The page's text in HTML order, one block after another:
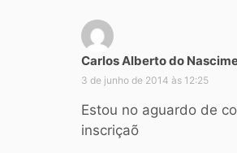
Carlos Alberto do
3 de junho de 2014 às 12:25
Estou no aguardo de
inscriçaõ